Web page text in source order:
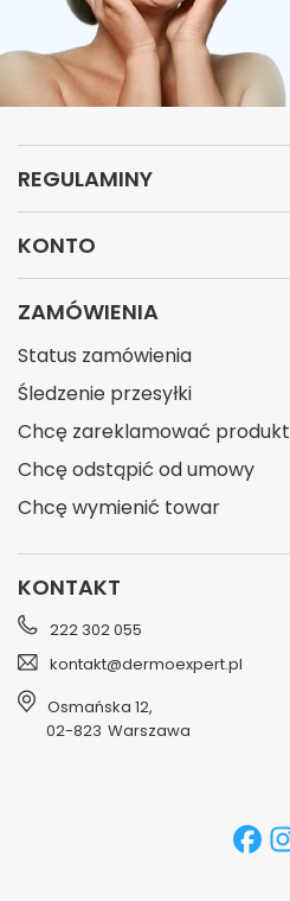
REGULAMINY
KONTO
ZAMÓWIENIA
Status zamówienia
Śledzenie przesyłki
Chcę zareklamować produkt
Chcę odstąpić od umowy
Chcę wymienić towar
KONTAKT
222 302 055
kontakt@dermoexpert.pl
Osmańska 12,
02-823 Warszawa